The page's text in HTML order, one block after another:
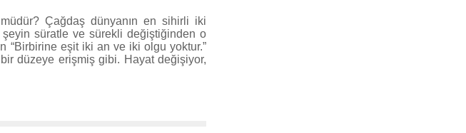
Çağdaş dünyanın en sihirli iki
şeyin süratle ve sürekli değiştiğinden o
“Birbirine eşit iki an ve iki olgu yoktur.”
düzeye erişmiş gibi. Hayat değişiyor,